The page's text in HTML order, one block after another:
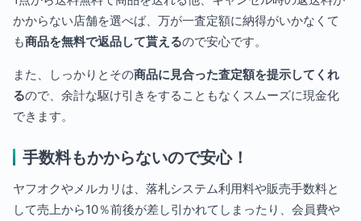
かからない店舗を選べば、万が一査定額に納得がいかなくて
も商品を無料で返品して貰えるので安心です。
また、しっかりとその商品に見合った査定額を提示してくれ
るので、余計な駆け引きをすることもなくスムーズに現金化
できます。
手数料もかからないので安心！
ヤフオクやメルカリは、落札システム利用料や販売手数料と
して売上から10％前後が差し引かれてしまったり、会員費や